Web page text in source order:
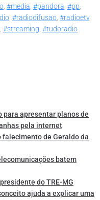
, #media, #pandora, #pp,
, #radiodifusao, #radioetv,
, #streaming, #tudoradio
para apresentar planos de
pela internet
falecimento de Geraldo da
batem
do TRE-MG
ajuda a explicar uma